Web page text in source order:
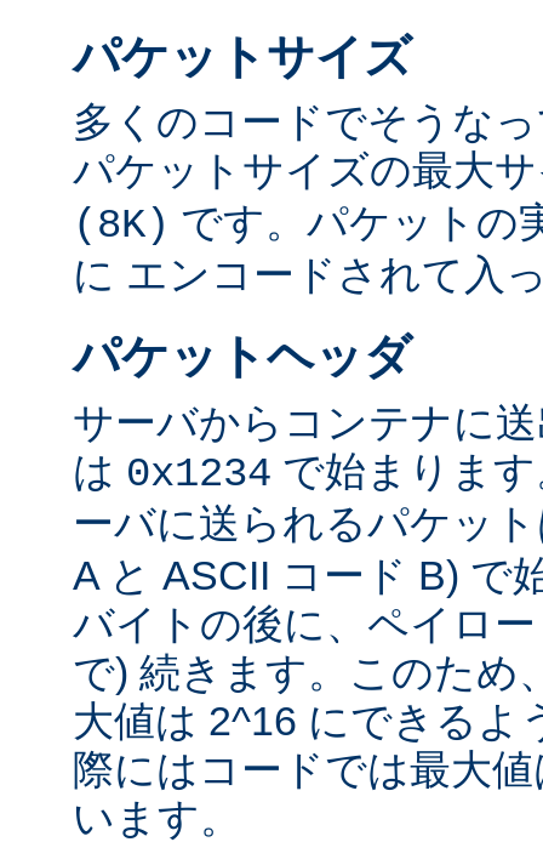
パケットサイズ
多くのコードでそうな
パケットサイズの最大
(8K) です。パケットの
に エンコードされて入
パケットヘッダ
サーバからコンテナに
は 0x1234 で始まりま
ーバに送られるパケッ
A と ASCII コード B) で
バイトの後に、ペイロ
で) 続きます。このため
大値は 2^16 にできるよ
際にはコードでは最大
います。